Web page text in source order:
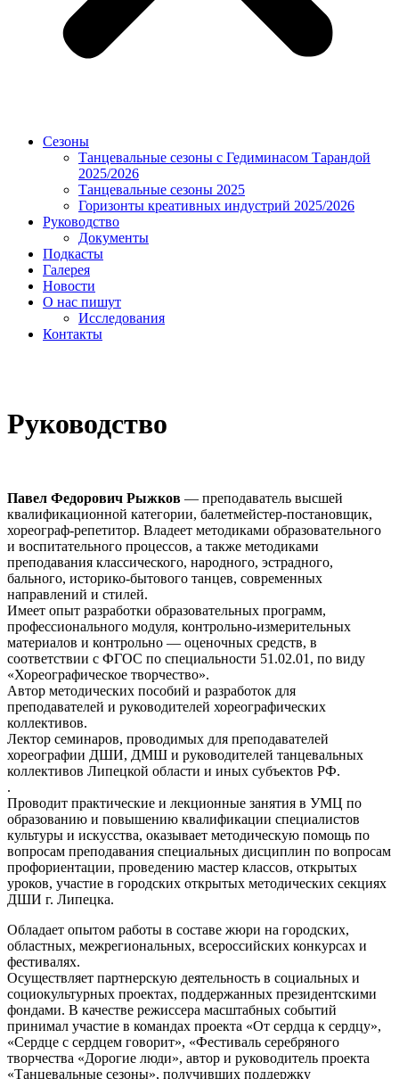
Сезоны
Танцевальные сезоны с Гедиминасом Тарандой
2025/2026
Танцевальные сезоны 2025
Горизонты креативных индустрий 2025/2026
Руководство
Документы
Подкасты
Галерея
Новости
О нас пишут
Исследования
Контакты
Руководство
Павел Федорович Рыжков — преподаватель высшей
квалификационной категории, балетмейстер-постановщик,
хореограф-репетитор. Владеет методиками образовательного
и воспитательного процессов, а также методиками
преподавания классического, народного, эстрадного,
бального, историко-бытового танцев, современных
направлений и стилей.
Имеет опыт разработки образовательных программ,
профессионального модуля, контрольно-измерительных
материалов и контрольно — оценочных средств, в
соответствии с ФГОС по специальности 51.02.01, по виду
«Хореографическое творчество».
Автор методических пособий и разработок для
преподавателей и руководителей хореографических
коллективов.
Лектор семинаров, проводимых для преподавателей
хореографии ДШИ, ДМШ и руководителей танцевальных
коллективов Липецкой области и иных субъектов РФ.
.
Проводит практические и лекционные занятия в УМЦ по
образованию и повышению квалификации специалистов
культуры и искусства, оказывает методическую помощь по
вопросам преподавания специальных дисциплин по вопросам
профориентации, проведению мастер классов, открытых
уроков, участие в городских открытых методических секциях
ДШИ г. Липецка.
Обладает опытом работы в составе жюри на городских,
областных, межрегиональных, всероссийских конкурсах и
фестивалях.
Осуществляет партнерскую деятельность в социальных и
социокультурных проектах, поддержанных президентскими
фондами. В качестве режиссера масштабных событий
принимал участие в командах проекта «От сердца к сердцу»,
«Сердце с сердцем говорит», «Фестиваль серебряного
творчества «Дорогие люди», автор и руководитель проекта
«Танцевальные сезоны», получивших поддержку